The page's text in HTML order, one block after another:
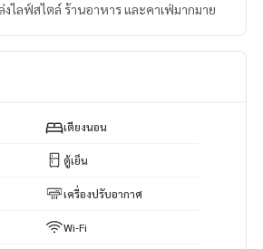
งไลฟ์สไตล์ ร้านอาหาร และคาเฟ่มากมาย
เตียงนอน
ตู้เย็น
เครื่องปรับอากาศ
Wi-Fi